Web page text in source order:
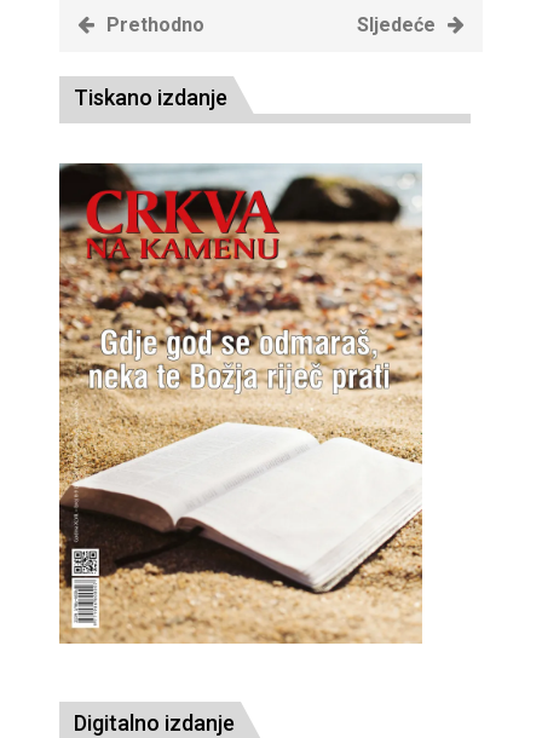
Prethodno Sljedeće
Tiskano izdanje
Digitalno izdanje